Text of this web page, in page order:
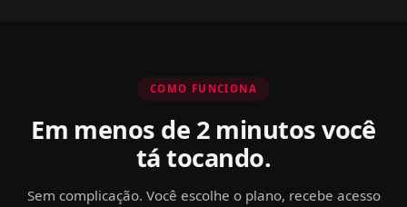
COMO FUNCIONA
Em menos de 2 minutos você
tá tocando.
Sem complicação. Você escolhe o plano, recebe acesso